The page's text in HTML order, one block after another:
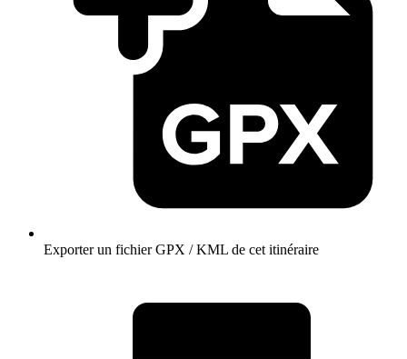
Exporter un fichier GPX / KML de cet itinéraire